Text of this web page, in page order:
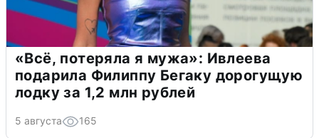
«Всё, потеряла я мужа»: Ивлеева
подарила Филиппу Бегаку дорогущую
лодку за 1,2 млн рублей
5 августа 165